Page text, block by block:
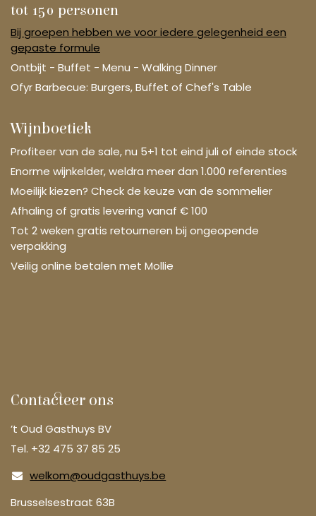
tot 150 personen
Bij groepen hebben we voor iedere gelegenheid een
gepaste formule
Ontbijt - Buffet - Menu - Walking Dinner
Ofyr Barbecue: Burgers, Buffet of Chef's Table
Wijnboetiek
Profiteer van de sale, nu 5+1 tot eind juli of einde stock
Enorme wijnkelder, weldra meer dan 1.000 referenties
Moeilijk kiezen? Check de keuze van de sommelier
Afhaling of gratis levering vanaf € 100
Tot 2 weken gratis retourneren bij ongeopende
verpakking
Veilig online betalen met Mollie
Contacteer ons
’t Oud Gasthuys BV
Tel. +32 475 37 85 25
welkom@oudgasthuys.be
Brusselsestraat 63B